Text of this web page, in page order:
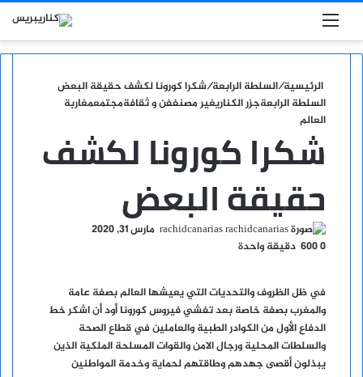
القائمة
الرئيسية/السلطة الرابعة/شكرا كورونا لكشف حقيقة البعض
السلطة الرابعةجزر الكناريغير مصنففن و ثقافةمجتمعمغاربة
العالم
شكرا كورونا لكشف
حقيقة البعض
rachidcanarias أرسل
مارس 31, 2020
0
دقيقة واحدة
في ظل الظروف والتحديات التي يعيشها العالم بصفة عامة
والمغرب بصفة خاصة بعد تفشي فيروس كورونا أود أن اشكر خط
الدفاع الأول من الكوادر الطبية والعاملين في قطاع الصحة
والسلطات المحلية ورجال الامن والقوات المسلحة الملكية الذين
يبذلون أقصى جهدهم وطاقتهم لحماية وخدمة المواطنين